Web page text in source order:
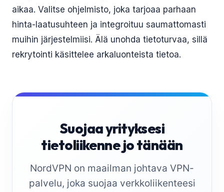
aikaa. Valitse ohjelmisto, joka tarjoaa parhaan
hinta-laatusuhteen ja integroituu saumattomasti
muihin järjestelmiisi. Älä unohda tietoturvaa, sillä
rekrytointi käsittelee arkaluonteista tietoa.
Suojaa yrityksesi
tietoliikenne jo tänään
NordVPN on maailman johtava VPN-
palvelu, joka suojaa verkkoliikenteesi